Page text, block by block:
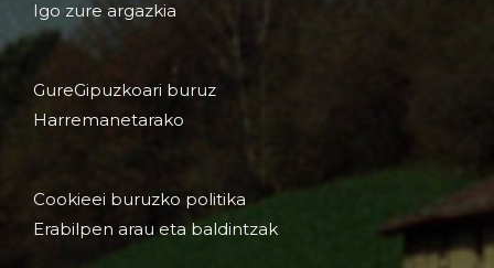
Igo zure argazkia
GureGipuzkoari buruz
Harremanetarako
Cookieei buruzko politika
Erabilpen arau eta baldintzak